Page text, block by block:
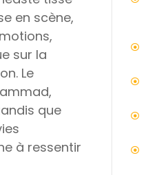
en scène,
sur la
Le
que
à ressentir